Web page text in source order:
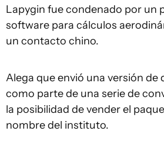
Lapygin fue condenado por un
software para cálculos
un contacto chino.
Alega que envió una versión de
como parte de una serie de
la posibilidad de vender el
nombre del instituto.